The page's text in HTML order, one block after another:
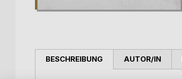
BESCHREIBUNG AUTOR/IN